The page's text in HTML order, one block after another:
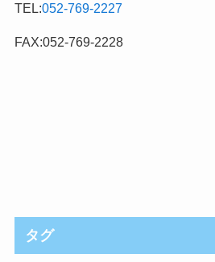
TEL:052-769-2227
FAX:052-769-2228
タグ